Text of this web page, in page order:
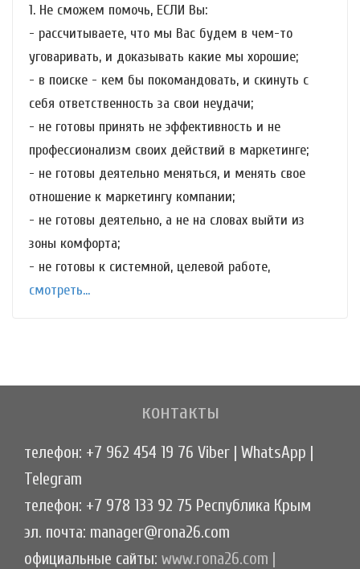
1. Не сможем помочь, ЕСЛИ Вы:
- рассчитываете, что мы Вас будем в чем-то
уговаривать, и доказывать какие мы хорошие;
- в поиске - кем бы покомандовать, и скинуть с
себя ответственность за свои неудачи;
- не готовы принять не эффективность и не
профессионализм своих действий в маркетинге;
- не готовы деятельно меняться, и менять свое
отношение к маркетингу компании;
- не готовы деятельно, а не на словах выйти из
зоны комфорта;
- не готовы к системной, целевой работе,
смотреть...
контакты
телефон: +7 962 454 19 76 Viber | WhatsApp |
Telegram
телефон: +7 978 133 92 75 Республика Крым
эл. почта: manager@rona26.com
официальные сайты: www.rona26.com |